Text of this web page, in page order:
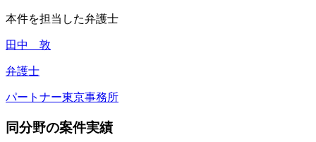
本件を担当した弁護士
田中 敦
弁護士
パートナー東京事務所
同分野の案件実績